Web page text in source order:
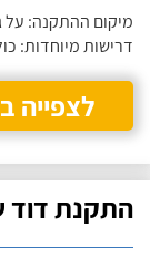
מיקום ההתקנה: על
דרישות מיוחדות:
לצפייה
התקנת דוד